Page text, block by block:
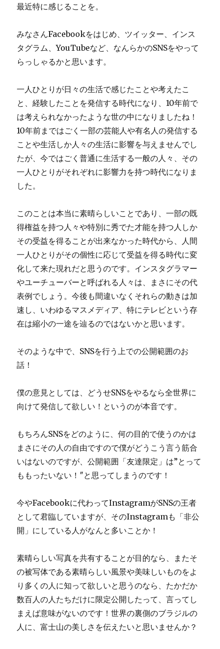
最近特に感じることを。
みなさんFacebookをはじめ、ツイッター、インス
タグラム、YouTubeなど、なんらかのSNSをやって
らっしゃるかと思います。
一人ひとりが日々の生活で感じたことや考えたこ
と、経験したことを発信する時代になり、10年前で
は考えられなかったような世の中になりましたね！
10年前まではごく一部の芸能人や有名人の発信する
ことや生活しか人々の生活に影響を与えませんでし
たが、今ではごく普通に生活する一般の人々、その
一人ひとりがそれぞれに影響力を持つ時代になりま
した。
このことは本当に素晴らしいことであり、一部の既
得権益を持つ人々や特別に秀でた才能を持つ人しか
その受益を得ることが出来なかった時代から、人間
一人ひとりがその個性に応じて受益を得る時代に変
化して来た現れだと思うのです。インスタグラマー
やユーチューバーと呼ばれる人々は、まさにその代
表例でしょう。今後も間違いなくそれらの動きは加
速し、いわゆるマスメディア、特にテレビという存
在は縮小の一途を辿るのではないかと思います。
そのような中で、SNSを行う上での公開範囲のお
話！
僕の意見としては、どうせSNSをやるなら全世界に
向けて発信して欲しい！というのが本音です。
もちろんSNSをどのように、何の目的で使うのかは
まさにその人の自由ですので僕がどうこう言う筋合
いはないのですが、公開範囲「友達限定」は”とって
ももったいない！″と思ってしまうのです！
今やFacebookに代わってInstagramがSNSの王者
として君臨していますが、そのInstagramも「非公
開」にしている人がなんと多いことか！
素晴らしい写真を共有することが目的なら、またそ
の被写体である素晴らしい風景や美味しいものをよ
り多くの人に知って欲しいと思うのなら、たかだか
数百人の人たちだけに限定公開したって、言ってし
まえば意味がないのです！世界の裏側のブラジルの
人に、富士山の美しさを伝えたいと思いませんか？